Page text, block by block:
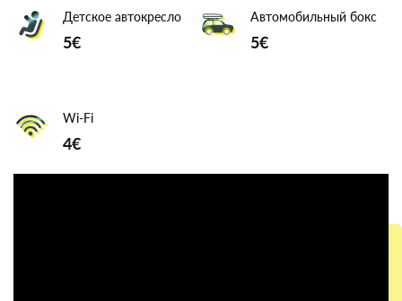
Детское автокресло
5€
Автомобильный бокс
5€
Wi-Fi
4€